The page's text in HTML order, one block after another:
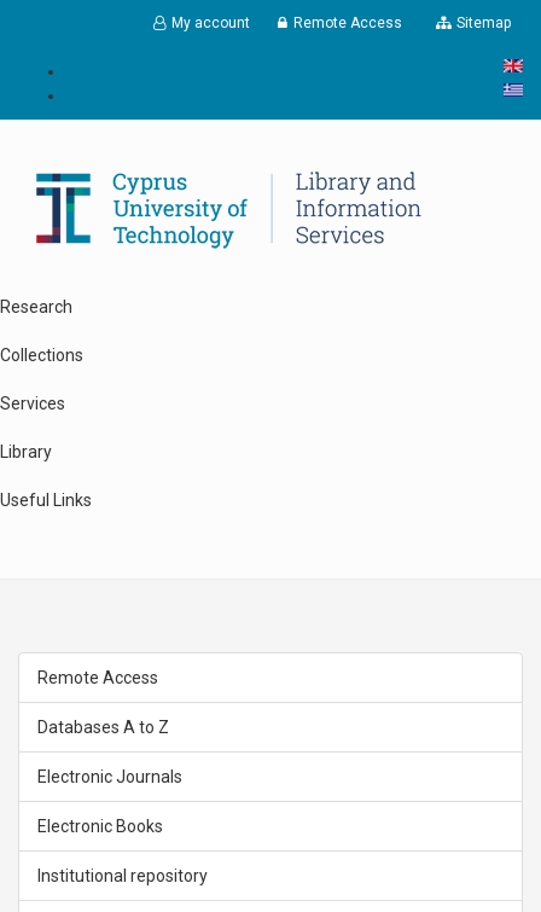
My account Remote Access Sitemap
Research
Collections
Services
Library
Useful Links
Remote Access
Databases A to Z
Electronic Journals
Electronic Books
Institutional repository